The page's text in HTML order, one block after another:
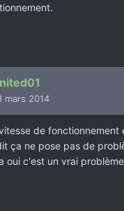
mars 2014
de fonctionnement
ça ne pose pas de
oui c'est un vrai